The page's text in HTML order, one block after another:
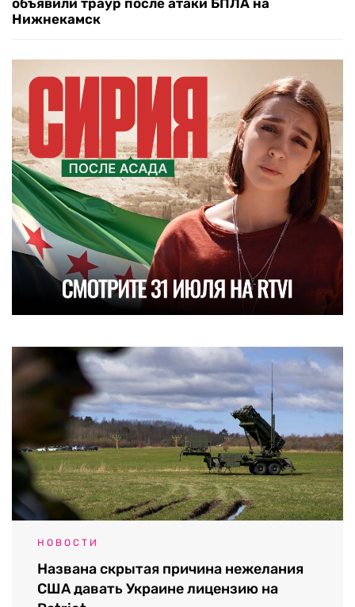
объявили траур после атаки БПЛА на
Нижнекамск
НОВОСТИ
Названа скрытая причина нежелания
США давать Украине лицензию на